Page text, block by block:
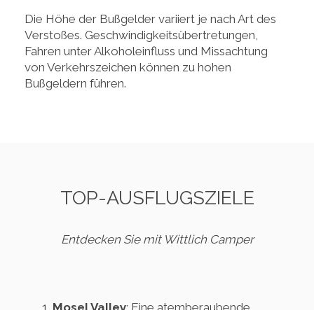
Die Höhe der Bußgelder variiert je nach Art des
Verstoßes. Geschwindigkeitsübertretungen,
Fahren unter Alkoholeinfluss und Missachtung
von Verkehrszeichen können zu hohen
Bußgeldern führen.
TOP-AUSFLUGSZIELE
Entdecken Sie mit Wittlich Camper